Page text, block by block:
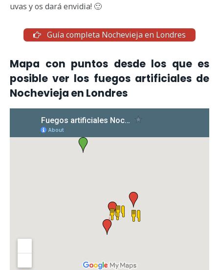
uvas y os dará envidia! 🙂
Guía completa Nochevieja en Londres
Mapa con puntos desde los que es
posible ver los fuegos artificiales de
Nochevieja en Londres